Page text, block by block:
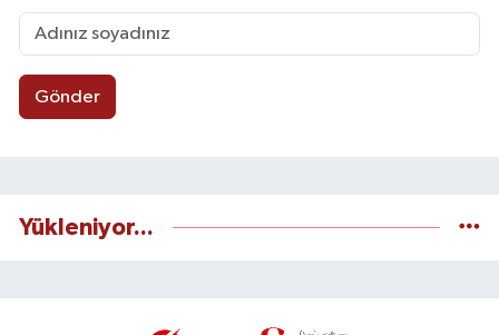
Gönder
Yükleniyor...